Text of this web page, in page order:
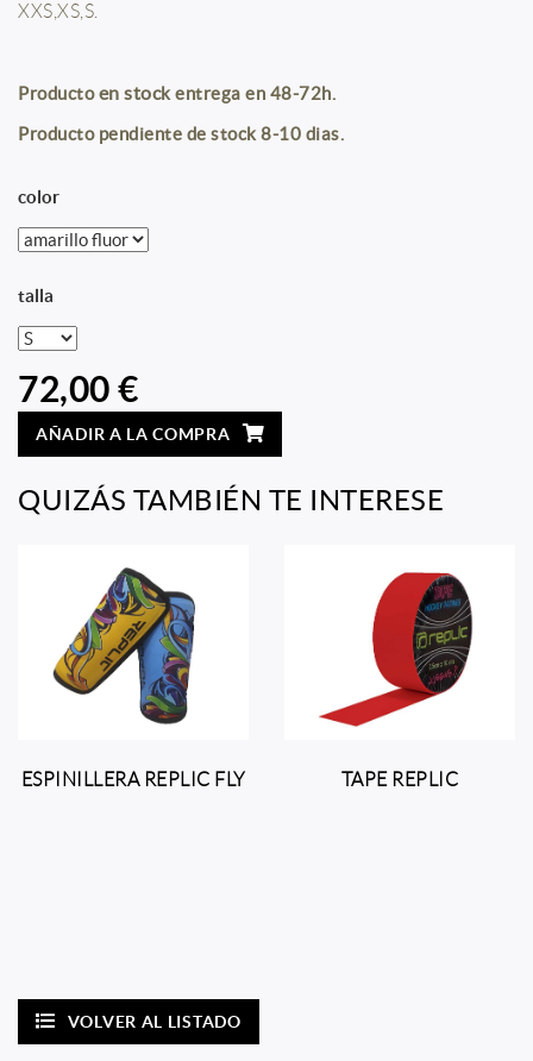
XXS,XS,S.
Productoen stock entrega en 48-72h.
Producto pendiente de stock 8-10 dias.
color
talla
72,00 €
AÑADIR A LA COMPRA
QUIZÁS TAMBIÉN TE INTERESE
ESPINILLERA REPLIC FLY TAPE REPLIC
VOLVER AL LISTADO